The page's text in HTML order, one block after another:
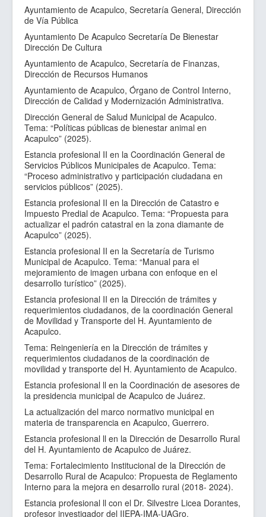
Ayuntamiento de Acapulco, Secretaría General, Dirección
de Vía Pública
Ayuntamiento De Acapulco Secretaría De Bienestar
Dirección De Cultura
Ayuntamiento de Acapulco, Secretaría de Finanzas,
Dirección de Recursos Humanos
Ayuntamiento de Acapulco, Órgano de Control Interno,
Dirección de Calidad y Modernización Administrativa.
Dirección General de Salud Municipal de Acapulco.
Tema: “Políticas públicas de bienestar animal en
Acapulco” (2025).
Estancia profesional II en la Coordinación General de
Servicios Públicos Municipales de Acapulco. Tema:
“Proceso administrativo y participación ciudadana en
servicios públicos” (2025).
Estancia profesional II en la Dirección de Catastro e
Impuesto Predial de Acapulco. Tema: “Propuesta para
actualizar el padrón catastral en la zona diamante de
Acapulco” (2025).
Estancia profesional II en la Secretaría de Turismo
Municipal de Acapulco. Tema: “Manual para el
mejoramiento de imagen urbana con enfoque en el
desarrollo turístico” (2025).
Estancia profesional II en la Dirección de trámites y
requerimientos ciudadanos, de la coordinación General
de Movilidad y Transporte del H. Ayuntamiento de
Acapulco.
Tema: Reingeniería en la Dirección de trámites y
requerimientos ciudadanos de la coordinación de
movilidad y transporte del H. Ayuntamiento de Acapulco.
Estancia profesional ll en la Coordinación de asesores de
la presidencia municipal de Acapulco de Juárez.
La actualización del marco normativo municipal en
materia de transparencia en Acapulco, Guerrero.
Estancia profesional ll en la Dirección de Desarrollo Rural
del H. Ayuntamiento de Acapulco de Juárez.
Tema: Fortalecimiento Institucional de la Dirección de
Desarrollo Rural de Acapulco: Propuesta de Reglamento
Interno para la mejora en desarrollo rural (2018- 2024).
Estancia profesional ll con el Dr. Silvestre Licea Dorantes,
profesor investigador del IIEPA-IMA-UAGro.